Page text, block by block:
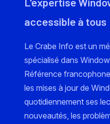
accessible à tous
Le Crabe Info est un
spécialisé dans
Référence
les mises à jour de
quotidiennement ses
nouveautés, les